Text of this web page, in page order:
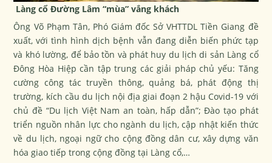
Làng cổ Đường Lâm “mùa” vắng khách
Ông Võ Phạm Tân, Phó Giám đốc Sở VHTTDL Tiền Giang đề
xuất, với tình hình dịch bệnh vẫn đang diễn biến phức tạp
và khó lường, để bảo tồn và phát huy du lịch di sản Làng cổ
Đông Hòa Hiệp cần tập trung các giải pháp chủ yếu: Tăng
cường công tác truyền thông, quảng bá, phát động thị
trường, kích cầu du lịch nội địa giai đoạn 2 hậu Covid-19 với
chủ đề “Du lịch Việt Nam an toàn, hấp dẫn”; Đào tạo phát
triển nguồn nhân lực cho ngành du lịch, cập nhật kiến thức
về du lịch, ngoại ngữ cho cộng đồng dân cư, xây dựng văn
hóa giao tiếp trong cộng đồng tại Làng cổ,…